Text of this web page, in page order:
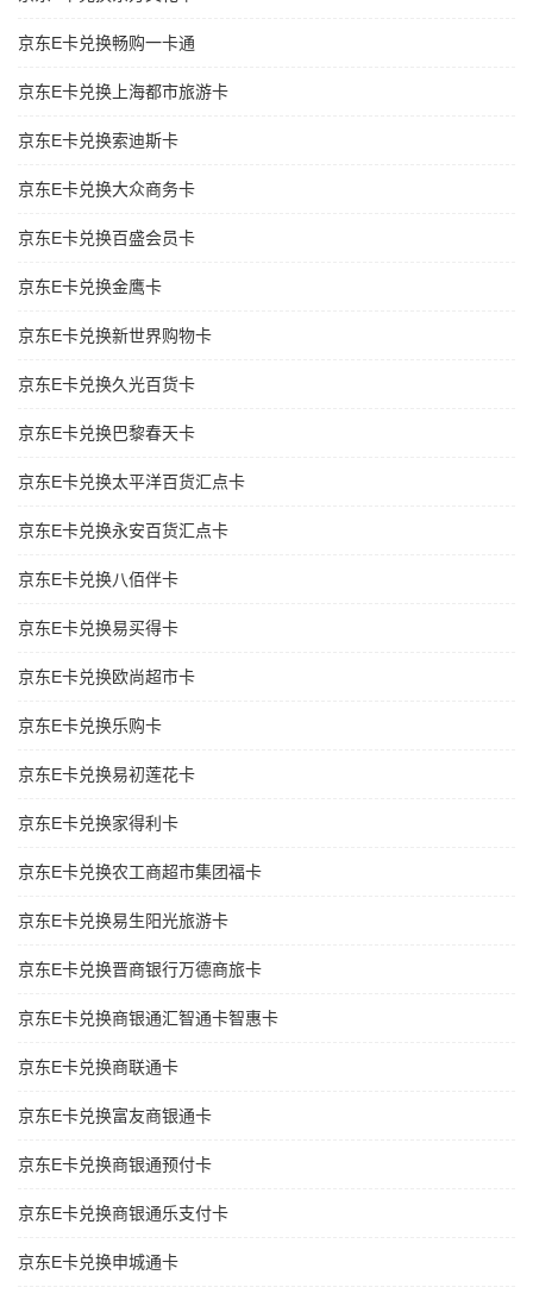
京东E卡兑换畅购一卡通
京东E卡兑换上海都市旅游卡
京东E卡兑换索迪斯卡
京东E卡兑换大众商务卡
京东E卡兑换百盛会员卡
京东E卡兑换金鹰卡
京东E卡兑换新世界购物卡
京东E卡兑换久光百货卡
京东E卡兑换巴黎春天卡
京东E卡兑换太平洋百货汇点卡
京东E卡兑换永安百货汇点卡
京东E卡兑换八佰伴卡
京东E卡兑换易买得卡
京东E卡兑换欧尚超市卡
京东E卡兑换乐购卡
京东E卡兑换易初莲花卡
京东E卡兑换家得利卡
京东E卡兑换农工商超市集团福卡
京东E卡兑换易生阳光旅游卡
京东E卡兑换晋商银行万德商旅卡
京东E卡兑换商银通汇智通卡智惠卡
京东E卡兑换商联通卡
京东E卡兑换富友商银通卡
京东E卡兑换商银通预付卡
京东E卡兑换商银通乐支付卡
京东E卡兑换申城通卡